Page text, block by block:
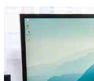
производительность в
до 75 TOPS при
выпускается в
энергопотреблением и
производительностью
температурах от -55 °C